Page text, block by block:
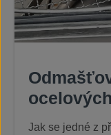
Jak se jedné z